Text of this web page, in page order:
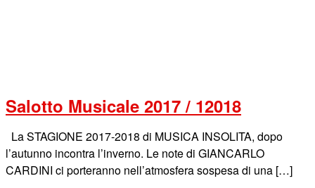
Salotto Musicale 2017 / 12018
La STAGIONE 2017-2018 di MUSICA INSOLITA, dopo
l’autunno incontra l’inverno. Le note di GIANCARLO
CARDINI ci porteranno nell’atmosfera sospesa di una […]